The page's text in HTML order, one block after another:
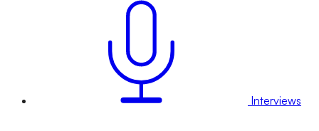
Interviews